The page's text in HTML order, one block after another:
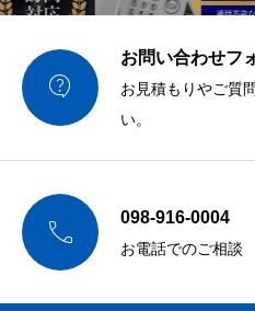

お問い合わせフ
お見積もりやご質
い。
 098-916-0004
お電話でのご相談